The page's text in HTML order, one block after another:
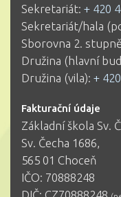
Sekretariát: + 420
Sekretariát/hala
Sborovna 2.
Družina (hlavní
Družina (vila): +
Fakturační údaje
Základní škola Sv.
Sv. Čecha 1686,
565 01 Choceň
IČO: 70888248